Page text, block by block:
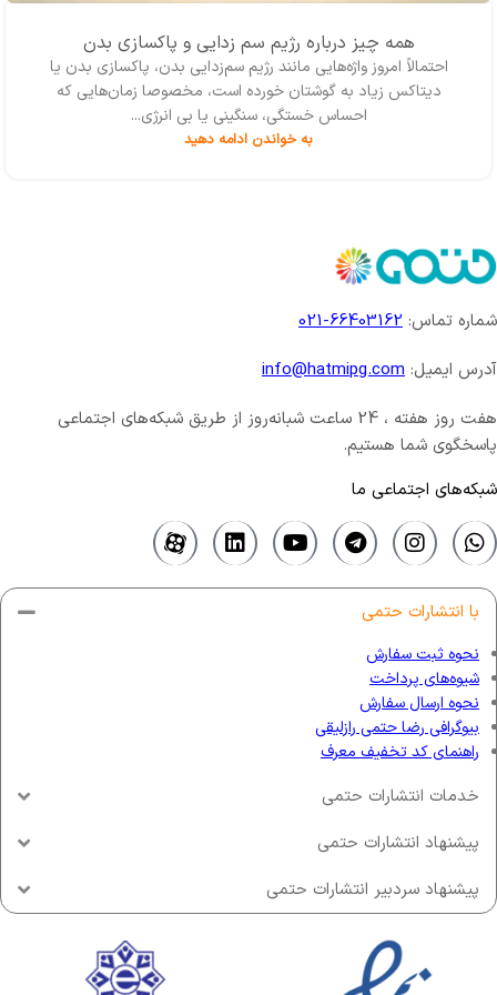
همه چیز درباره رژیم سم زدایی و پاکسازی بدن
احتمالاً امروز واژه‌‌هایی مانند رژیم سم‌زدایی بدن، پاکسازی بدن یا
دیتاکس زیاد به گوشتان خورده است، مخصوصا زمان‌هایی که
احساس خستگی، سنگینی یا بی انرژی...
به خواندن ادامه دهید
شماره تماس: 66403162-021
آدرس ایمیل: info@hatmipg.com
هفت روز هفته ، 24 ساعت شبانه‌روز از طریق شبکه‌های اجتماعی
پاسخگوی شما هستیم.
شبکه‌های اجتماعی ما
با انتشارات حتمی
نحوه ثبت سفارش
شیوه‌های پرداخت
نحوه ارسال سفارش
بیوگرافی رضا حتمی رازلیقی
راهنمای کد تخفیف معرف
خدمات انتشارات حتمی
پیشنهاد انتشارات حتمی
پیشنهاد سردبیر انتشارات حتمی